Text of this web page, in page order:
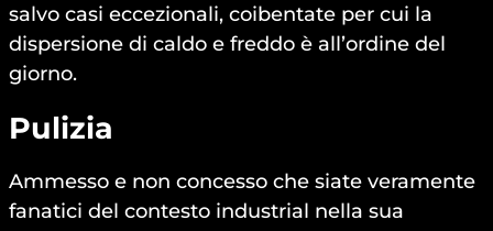
salvo casi eccezionali, coibentate per cui la
dispersione di caldo e freddo è all’ordine del
giorno.
Pulizia
Ammesso e non concesso che siate veramente
fanatici del contesto industrial nella sua